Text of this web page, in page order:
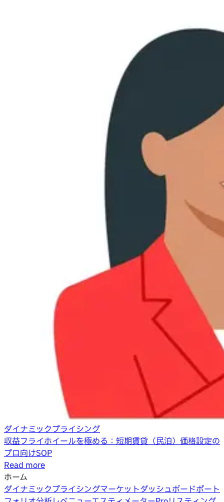
ダイナミックプライシング
収益フライホイールを極める：短期賃貸（民泊）価格設定の
プロ向けSOP
Read more
ホーム
ダイナミックプライシングマーケットダッシュボードポート